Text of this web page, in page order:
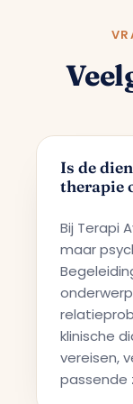
Is de
therapie
Bij Terapi
maar
klinische
vereisen,
passende